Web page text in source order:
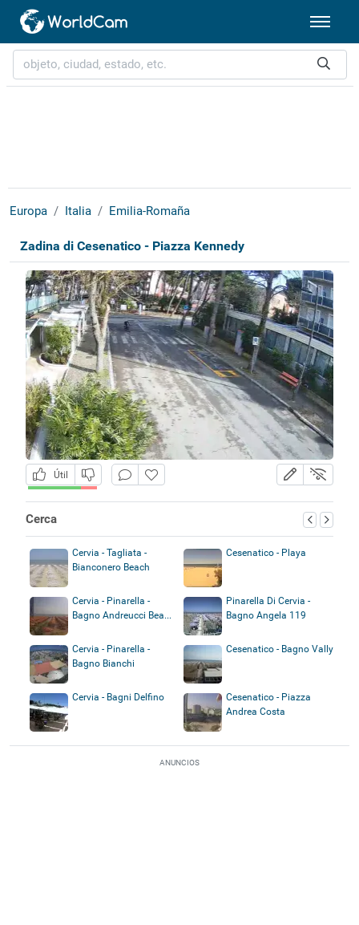
Europa Italia Emilia-Romaña
Zadina di Cesenatico - Piazza Kennedy
Útil
Cerca
Cervia - Tagliata -
Bianconero Beach
Cesenatico - Playa
Cervia - Pinarella -
Bagno Andreucci Bea...
Pinarella Di Cervia -
Bagno Angela 119
Cervia - Pinarella -
Bagno Bianchi
Cesenatico - Bagno Vally
Cervia - Bagni Delfino
Cesenatico - Piazza
Andrea Costa
ANUNCIOS